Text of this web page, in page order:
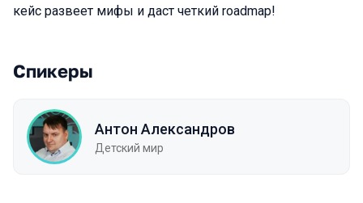
кейс развеет мифы и даст четкий roadmap!
Спикеры
Антон Александров
Детский мир